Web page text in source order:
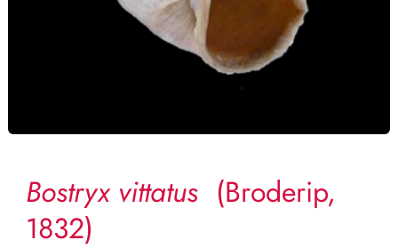
Bostryx vittatus (Broderip,
1832)